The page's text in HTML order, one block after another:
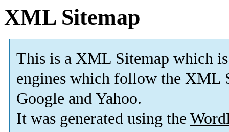
XML Sitemap
This is a XML Sitemap which is
engines which follow the XML
Google and Yahoo.
It was generated using the